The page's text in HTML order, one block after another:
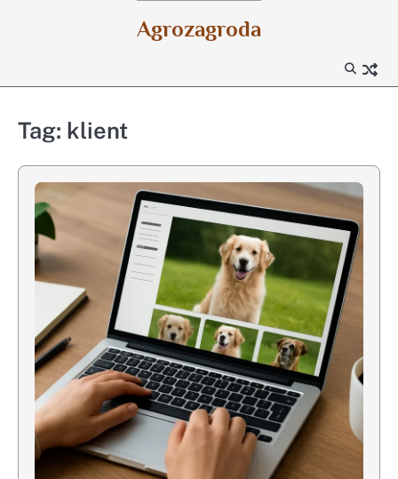
Agrozagroda
Tag: klient